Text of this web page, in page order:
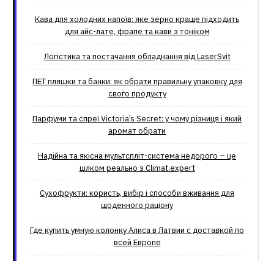
Кава для холодних напоїв: яке зерно краще підходить
для айс-лате, фрапе та кави з тоніком
Логістика та постачання обладнання від LaserSvit
ПЕТ пляшки та банки: як обрати правильну упаковку для
свого продукту
Парфуми та спреї Victoria’s Secret: у чому різниця і який
аромат обрати
Надійна та якісна мультспліт-система недорого – це
цілком реально з Climat.еxpert
Сухофрукти: користь, вибір і способи вживання для
щоденного раціону
Где купить умную колонку Алиса в Латвии с доставкой по
всей Европе